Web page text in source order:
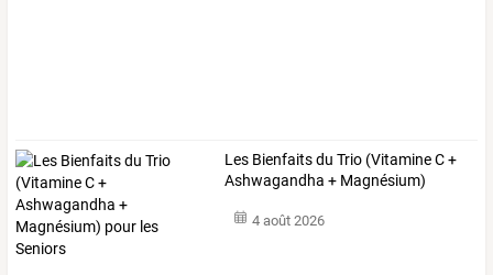
Les Bienfaitsdu Trio (VitamineC+
Ashwagandha + Magnésium)
4 août 2026